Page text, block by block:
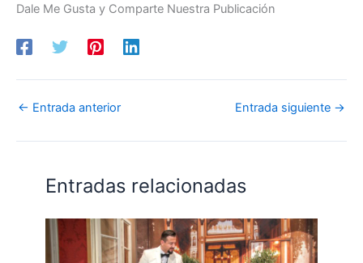
Dale Me Gusta y Comparte Nuestra Publicación
← Entrada anterior Entrada siguiente →
Entradas relacionadas